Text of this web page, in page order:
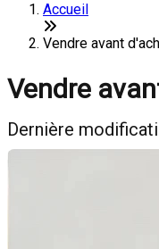
Accueil
Vendre avant
Vendre
Dernière